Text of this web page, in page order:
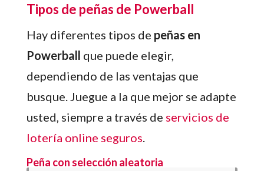
Tipos de peñas de Powerball
Hay diferentes tipos de peñas en
Powerball que puede elegir,
dependiendo de las ventajas que
busque. Juegue a la que mejor se adapte
usted, siempre a través de servicios de
lotería online seguros.
Peña con selección aleatoria